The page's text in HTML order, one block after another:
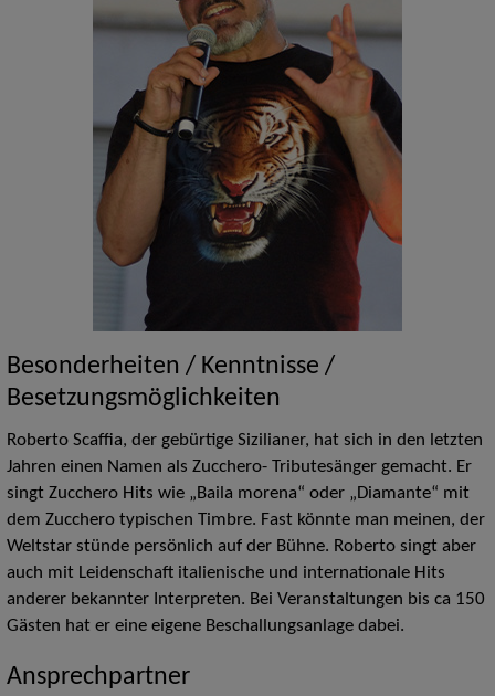
Besonderheiten / Kenntnisse /
Besetzungsmöglichkeiten
Roberto Scaffia, der gebürtige Sizilianer, hat sich in den letzten
Jahren einen Namen als Zucchero- Tributesänger gemacht. Er
singt Zucchero Hits wie „Baila morena“ oder „Diamante“ mit
dem Zucchero typischen Timbre. Fast könnte man meinen, der
Weltstar stünde persönlich auf der Bühne. Roberto singt aber
auch mit Leidenschaft italienische und internationale Hits
anderer bekannter Interpreten. Bei Veranstaltungen bis ca 150
Gästen hat er eine eigene Beschallungsanlage dabei.
Ansprechpartner